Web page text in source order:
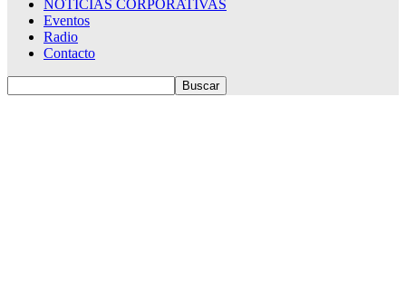
NOTICIAS CORPORATIVAS
Eventos
Radio
Contacto